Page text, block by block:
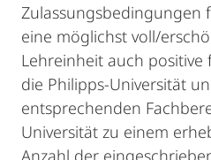
Zulassungsbedingungen
eine möglichst voll/
Lehreinheit auch positive
die Philipps-Universität
entsprechenden
Universität zu einem
Anzahl der